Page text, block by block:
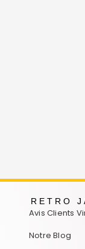
RETRO
Avis Clients
Notre Blog